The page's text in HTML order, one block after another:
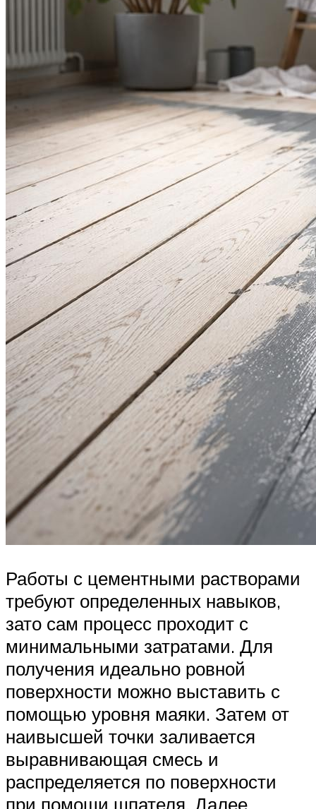
Работы с цементными растворами
требуют определенных навыков,
зато сам процесс проходит с
минимальными затратами. Для
получения идеально ровной
поверхности можно выставить с
помощью уровня маяки. Затем от
наивысшей точки заливается
выравнивающая смесь и
распределяется по поверхности
при помощи шпателя. Далее